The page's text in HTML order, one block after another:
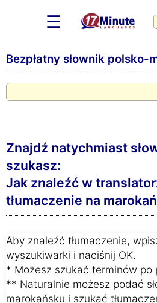
☰
Bezpłatny słownik polsko-
Znajdź natychmiast
szukasz:
Jak znaleźć w
tłumaczenie na
Aby znaleźć tłumaczenie,
wyszukiwarki i naciśnij OK.
* Możesz szukać terminów po
** Naturalnie możesz podać
marokańsku i szukać